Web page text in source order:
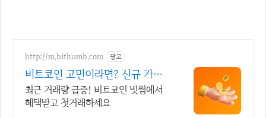
http://m.bithumb.com 광고
비트코인 고민이라면? 신규 가입
시 5만원 혜택
최근 거래량 급증! 비트코인 빗썸에서
혜택받고 첫거래하세요